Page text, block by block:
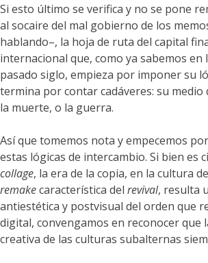
Si esto último se verifica y no se pone
al socaire del mal gobierno de los
hablando–, la hoja de ruta del capital
internacional que, como ya sabemos
pasado siglo, empieza por imponer su
termina por contar cadáveres: su medio
la muerte, o la guerra.
Así que tomemos nota y empecemos
estas lógicas de intercambio. Si bien es
collage, la era de la copia, en la cultura
remakecaracterística del revival, resulta
antiestética y postvisual del orden que
digital, convengamos en reconocer que
creativa de las culturas subalternas